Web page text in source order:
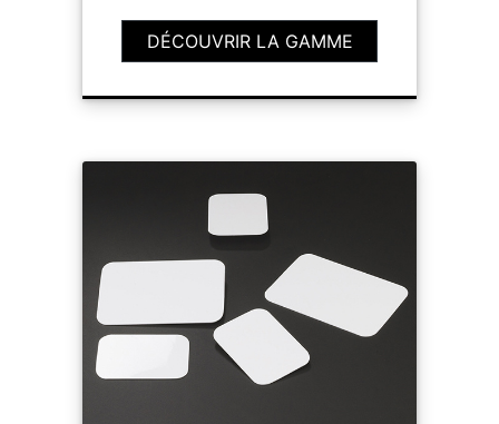
MA COMMANDE
SUR-MESURE
DÉCOUVRIR LA GAMME